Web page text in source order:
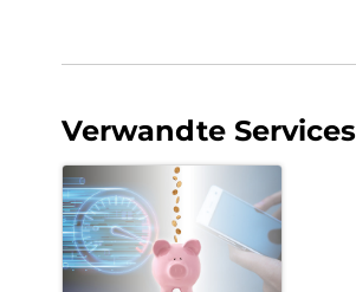
Verwandte Services